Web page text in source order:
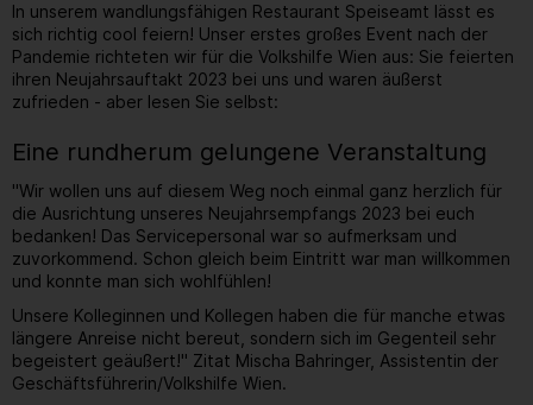
In unserem wandlungsfähigen Restaurant Speiseamt lässt es
sich richtig cool feiern! Unser erstes großes Event nach der
Pandemie richteten wir für die Volkshilfe Wien aus: Sie feierten
ihren Neujahrsauftakt 2023 bei uns und waren äußerst
zufrieden - aber lesen Sie selbst:
Eine rundherum gelungene Veranstaltung
"Wir wollen uns auf diesem Weg noch einmal ganz herzlich für
die Ausrichtung unseres Neujahrsempfangs 2023 bei euch
bedanken! Das Servicepersonal war so aufmerksam und
zuvorkommend. Schon gleich beim Eintritt war man willkommen
und konnte man sich wohlfühlen!
Unsere Kolleginnen und Kollegen haben die für manche etwas
längere Anreise nicht bereut, sondern sich im Gegenteil sehr
begeistert geäußert!" Zitat Mischa Bahringer, Assistentin der
Geschäftsführerin/Volkshilfe Wien.